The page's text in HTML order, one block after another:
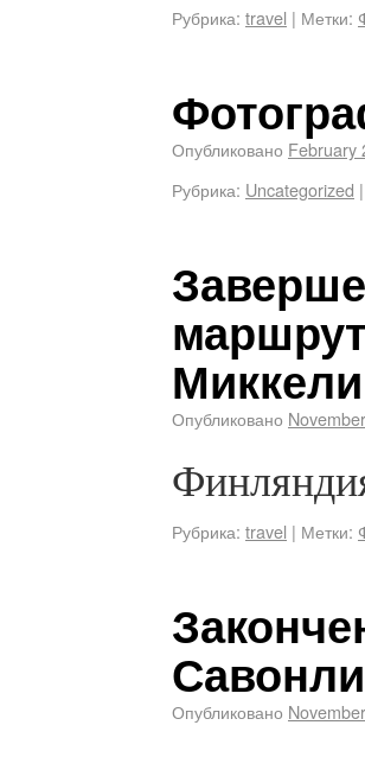
Рубрика: travel | Метки:
Опубликовано February
Рубрика: Uncategorized |
Миккели
Опубликовано
Рубрика: travel | Метки:
Опубликовано